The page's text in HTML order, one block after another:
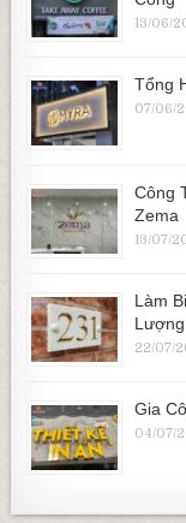
13/06/
Tổng
07/06/
Công
Zema
13/07/
Làm
22/07/
Gia
04/07/